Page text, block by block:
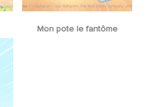
Mon pote le fantôme